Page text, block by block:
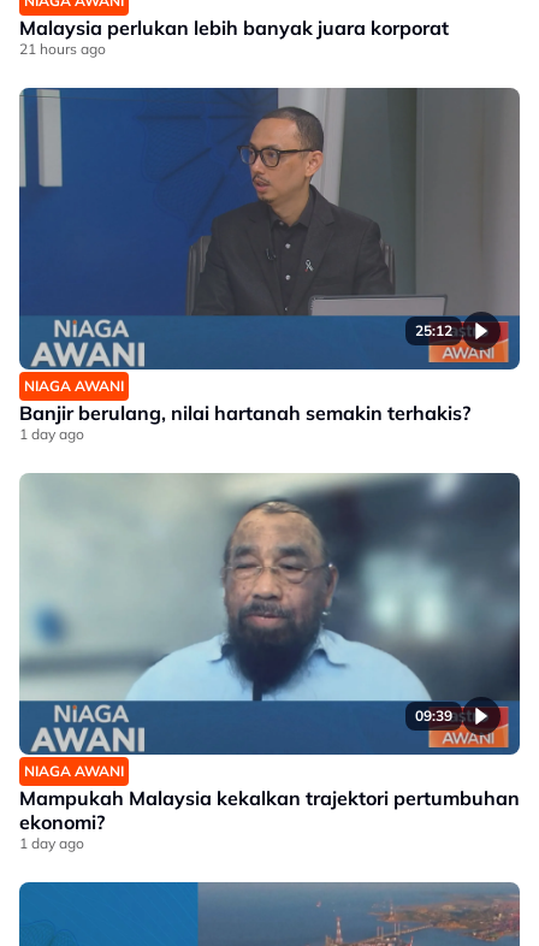
Malaysia perlukan lebih banyak juara korporat
21 hours ago
25:12
NIAGA AWANI
Banjir berulang, nilai hartanah semakin terhakis?
1 day ago
09:39
NIAGA AWANI
Mampukah Malaysia kekalkan trajektori pertumbuhan
ekonomi?
1 day ago